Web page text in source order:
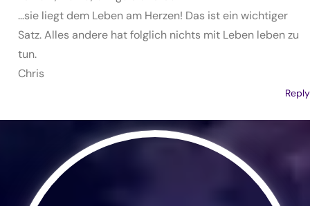
…sie liegt dem Leben am Herzen! Das ist ein wichtiger
Satz. Alles andere hat folglich nichts mit Leben leben zu
tun.
Chris
Reply